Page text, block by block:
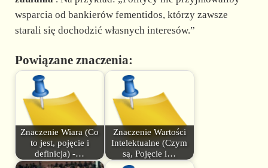
wsparcia od bankierów fementidos, którzy zawsze
starali się dochodzić własnych interesów.”
Powiązane znaczenia:
Znaczenie Wiara (Co
to jest, pojęcie i
definicja) -…
Znaczenie Wartości
Intelektualne (Czym
są, Pojęcie i…